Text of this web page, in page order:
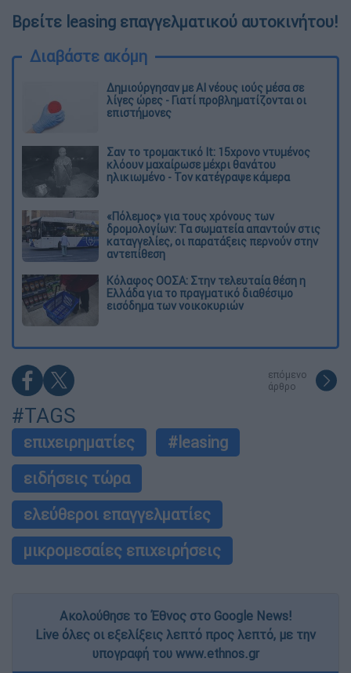
Βρείτε leasing επαγγελματικού αυτοκινήτου!
Διαβάστε ακόμη
Δημιούργησαν με AI νέους ιούς μέσα σε
λίγες ώρες - Γιατί προβληματίζονται οι
επιστήμονες
Σαν το τρομακτικό It: 15χρονο ντυμένος
κλόουν μαχαίρωσε μέχρι θανάτου
ηλικιωμένο - Τον κατέγραψε κάμερα
«Πόλεμος» για τους χρόνους των
δρομολογίων: Τα σωματεία απαντούν στις
καταγγελίες, οι παρατάξεις περνούν στην
αντεπίθεση
Κόλαφος ΟΟΣΑ: Στην τελευταία θέση η
Ελλάδα για το πραγματικό διαθέσιμο
εισόδημα των νοικοκυριών
επόμενο
άρθρο
#TAGS
επιχειρηματίες
#leasing
ειδήσεις τώρα
ελεύθεροι επαγγελματίες
μικρομεσαίες επιχειρήσεις
Ακολούθησε το Έθνος στο Google News!
Live όλες οι εξελίξεις λεπτό προς λεπτό, με την
υπογραφή του www.ethnos.gr